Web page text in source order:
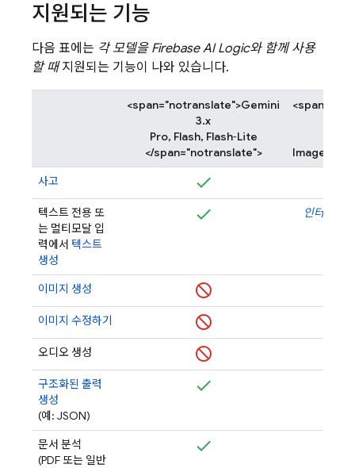
지원되는 기능
다음 표에는 각 모델을 Firebase AI Logic와 함께 사용
할 때지원되는 기능이 나와 있습니다.
<span="notranslate">Gemini
3.x
Pro, Flash, Flash‑Lite
</span="notranslate">
Image </
사고
텍스트 전용 또
는 멀티모달 입
력에서 텍스트
생성
인터리브
이미지 생성
이미지 수정하기
오디오 생성
구조화된 출력
생성
(예: JSON)
문서 분석
(PDF 또는 일반